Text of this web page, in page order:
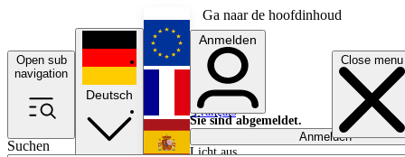
Ga naar de hoofdinhoud
Open sub
navigation
Close menu
Suchen
Deutsch
English
Français
Anmelden
Sie sind abgemeldet.
Anmelden
Licht aus